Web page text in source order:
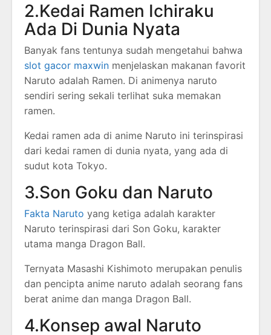
2.Kedai Ramen Ichiraku
Ada Di Dunia Nyata
Banyak fans tentunya sudah mengetahui bahwa
slot gacor maxwin menjelaskan makanan favorit
Naruto adalah Ramen. Di animenya naruto
sendiri sering sekali terlihat suka memakan
ramen.
Kedai ramen ada di anime Naruto ini terinspirasi
dari kedai ramen di dunia nyata, yang ada di
sudut kota Tokyo.
3.Son Goku dan Naruto
Fakta Naruto yang ketiga adalah karakter
Naruto terinspirasi dari Son Goku, karakter
utama manga Dragon Ball.
Ternyata Masashi Kishimoto merupakan penulis
dan pencipta anime naruto adalah seorang fans
berat anime dan manga Dragon Ball.
4.Konsep awal Naruto